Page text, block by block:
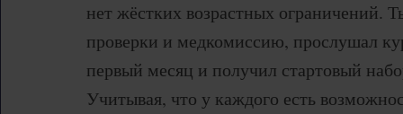
нет жёстких возрастных ограничений.
проверки и медкомиссию, прослушал
первый месяц и получил стартовый
Учитывая, что у каждого есть